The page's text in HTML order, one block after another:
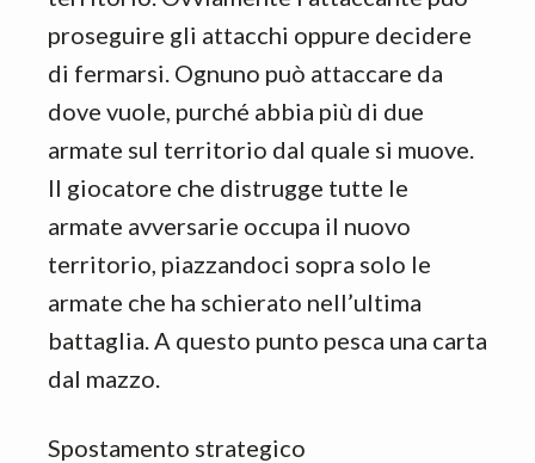
proseguire gli attacchi oppure decidere
di fermarsi. Ognuno può attaccare da
dove vuole, purché abbia più di due
armate sul territorio dal quale si muove.
Il giocatore che distrugge tutte le
armate avversarie occupa il nuovo
territorio, piazzandoci sopra solo le
armate che ha schierato nell’ultima
battaglia. A questo punto pesca una carta
dal mazzo.
Spostamento strategico